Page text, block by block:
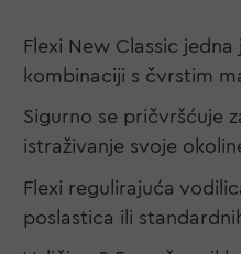
Flexi New Classic
kombinaciji s čvrstim
Sigurno se pričvršćuje
istraživanje svoje
Flexi regulirajuća
poslastica ili